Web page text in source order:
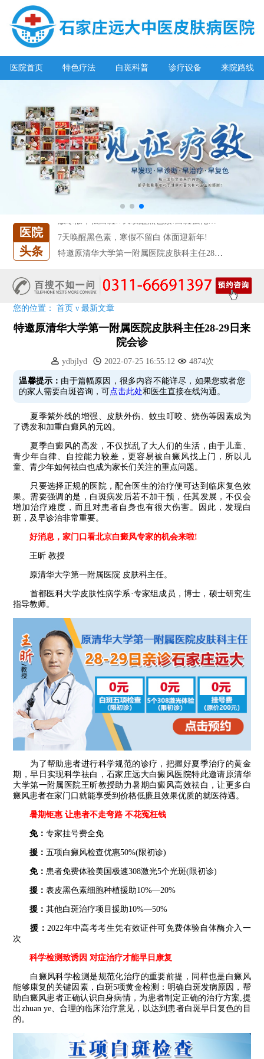
医院首页 特色疗法 白斑科普 诊疗设备 来院路线
医院
头条
恭贺伍德镜检查系统成功落户!暑期超强福利点击领取!
【世界白癜风日】白斑0元普查，更有多重福利千万别错过!
欢乐六一 “粽”享端午——彩绘童画世界 留住美丽瞬间
五一关爱全民皮肤健康，到院领取价值2240元白斑诊疗金!
清明小长假，2022春季白斑抗复发诊疗援助活动开启!
放寒假，祛白斑!7天唤醒黑色素!白斑强化诊疗进行中!
7天唤醒黑色素，寒假不留白 体面迎新年!
恭贺伍德镜检查系统成功落户!暑期超强福利点击领取!
您的位置：首页 ν最新文章
特邀原清华大学第一附属医院皮肤科主任28-29日来
院会诊
ydbjlyd 2022-07-25 16:55:12 4874次
温馨提示： 由于篇幅原因，很多内容不能详尽，如果您或者您
的家人需要白斑咨询，可点击此处和医生直接在线沟通。
夏季紫外线的增强、皮肤外伤、蚊虫叮咬、烧伤等因素成为
了诱发和加重白癜风的元凶。
夏季白癜风的高发，不仅扰乱了大人们的生活，由于儿童、
青少年自律、自控能力较差，更容易被白癜风找上门，所以儿
童、青少年如何祛白也成为家长们关注的重点问题。
只要选择正规的医院，配合医生的治疗便可达到临床复色效
果。需要强调的是，白斑病发后若不加干预，任其发展，不仅会
增加治疗难度，而且对患者自身也有很大伤害。因此，发现白
斑，及早诊治非常重要。
好消息，家门口看北京白癜风专家的机会来啦!
王昕 教授
原清华大学第一附属医院 皮肤科主任。
首都医科大学皮肤性病学系·专家组成员，博士，硕士研究生
指导教师。
为了帮助患者进行科学规范的诊疗，把握好夏季治疗的黄金
期，早日实现科学祛白，石家庄远大白癜风医院特此邀请原清华
大学第一附属医院王昕教授助力暑期白癜风高效祛白，让更多白
癜风患者在家门口就能享受到价格低廉且效果优质的就医待遇。
暑期钜惠 让患者不走弯路 不花冤枉钱
免：专家挂号费全免
援：五项白癜风检查优惠50%(限初诊)
免：患者免费体验美国极速308激光5个光斑(限初诊)
援：表皮黑色素细胞种植援助10%—20%
援：其他白斑治疗项目援助10%—50%
援：2022年中高考考生凭有效证件可免费体验自体酶介入一
次
科学检测致诱因 对症治疗才能早日康复
白癜风科学检测是规范化治疗的重要前提，同样也是白癜风
能够康复的关键因素，白斑5项黄金检测：明确白斑发病原因，帮
助白癜风患者正确认识自身病情，为患者制定正确的治疗方案,提
出zhuan ye、合理的临床治疗意见，以达到患者白斑早日复色的目
的。